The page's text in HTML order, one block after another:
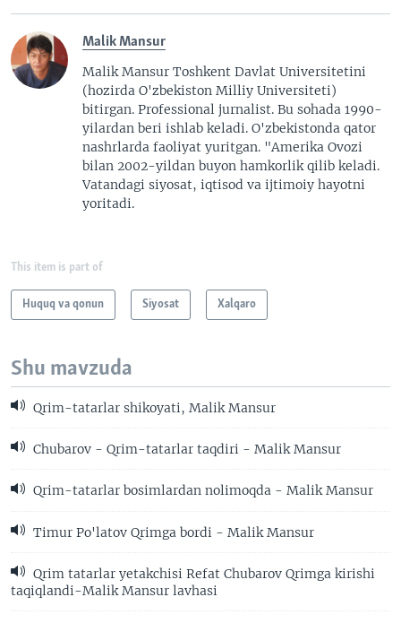
Malik Mansur
Malik Mansur Toshkent Davlat Universitetini
(hozirda O'zbekiston Milliy Universiteti)
bitirgan. Professional jurnalist. Bu sohada 1990-
yilardan beri ishlab keladi. O'zbekistonda qator
nashrlarda faoliyat yuritgan. "Amerika Ovozi
bilan 2002-yildan buyon hamkorlik qilib keladi.
Vatandagi siyosat, iqtisod va ijtimoiy hayotni
yoritadi.
This item is part of
Huquq va qonun Siyosat Xalqaro
Shu mavzuda
Qrim-tatarlar shikoyati, Malik Mansur
Chubarov - Qrim-tatarlar taqdiri - Malik Mansur
Qrim-tatarlar bosimlardan nolimoqda - Malik Mansur
Timur Po'latov Qrimga bordi - Malik Mansur
Qrim tatarlar yetakchisi Refat Chubarov Qrimga kirishi
taqiqlandi-Malik Mansur lavhasi